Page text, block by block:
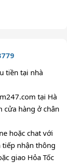
tiền tại nhà
tại Hà
cửa hàng ở chân
hoặc chat với
tiếp nhận thông
giao Hỏa Tốc